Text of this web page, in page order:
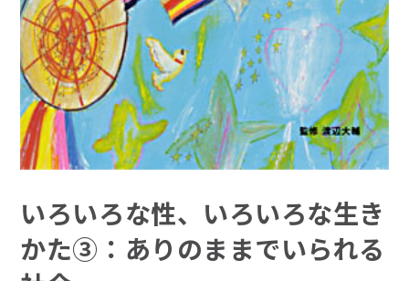
いろいろな性、いろいろな生き
かた③：ありのままでいられる